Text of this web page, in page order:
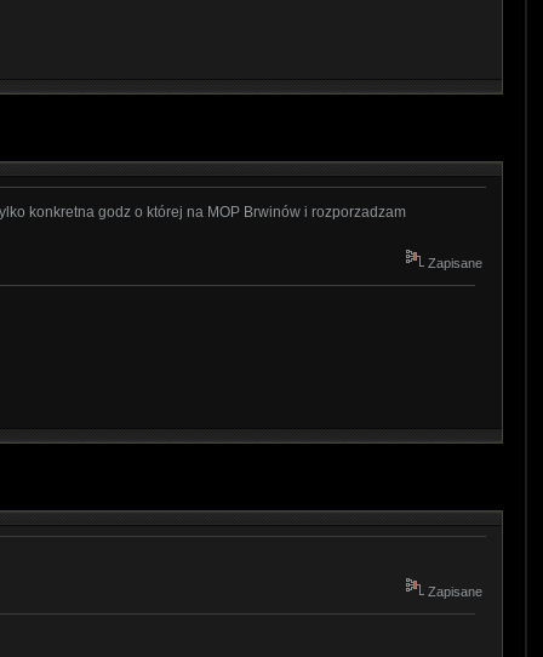
konkretna godz o której na MOP Brwinów i rozporzadzam
Zapisane
Zapisane